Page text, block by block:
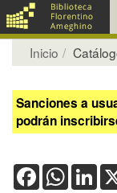
Inicio
Sanciones a
podrán
Facebook